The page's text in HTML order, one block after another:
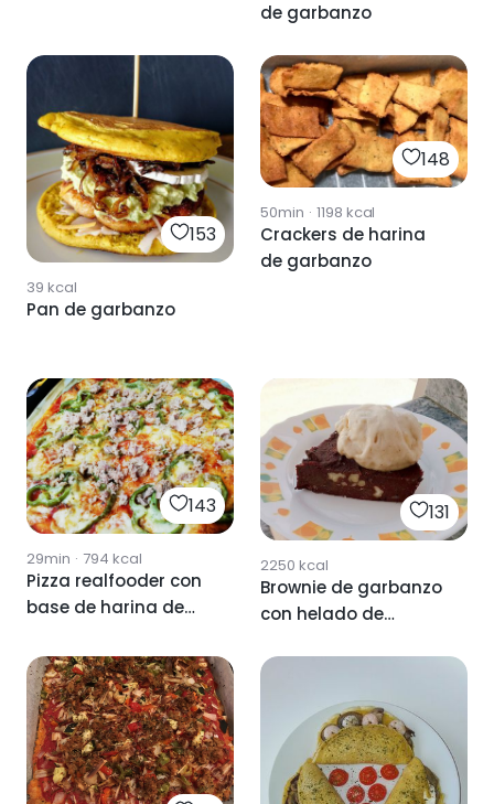
de garbanzo
153
39 kcal
Pan de garbanzo
148
50min · 1198 kcal
Crackers de harina
de garbanzo
143
29min · 794 kcal
Pizza realfooder con
base de harina de
131
2250 kcal
Brownie de garbanzo
con helado de